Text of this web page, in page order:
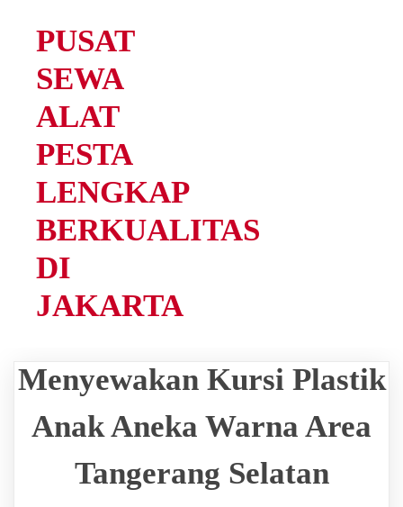
PUSAT
SEWA
ALAT
PESTA
LENGKAP
BERKUALITAS
DI
JAKARTA
Menyewakan Kursi Plastik
Anak Aneka Warna Area
Tangerang Selatan